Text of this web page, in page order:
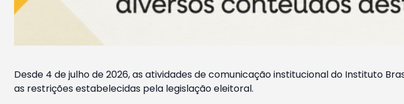
Desde 4 de julho de 2026, as atividades de comunicação institucional do Instituto
as restrições estabelecidas pela legislação eleitoral.